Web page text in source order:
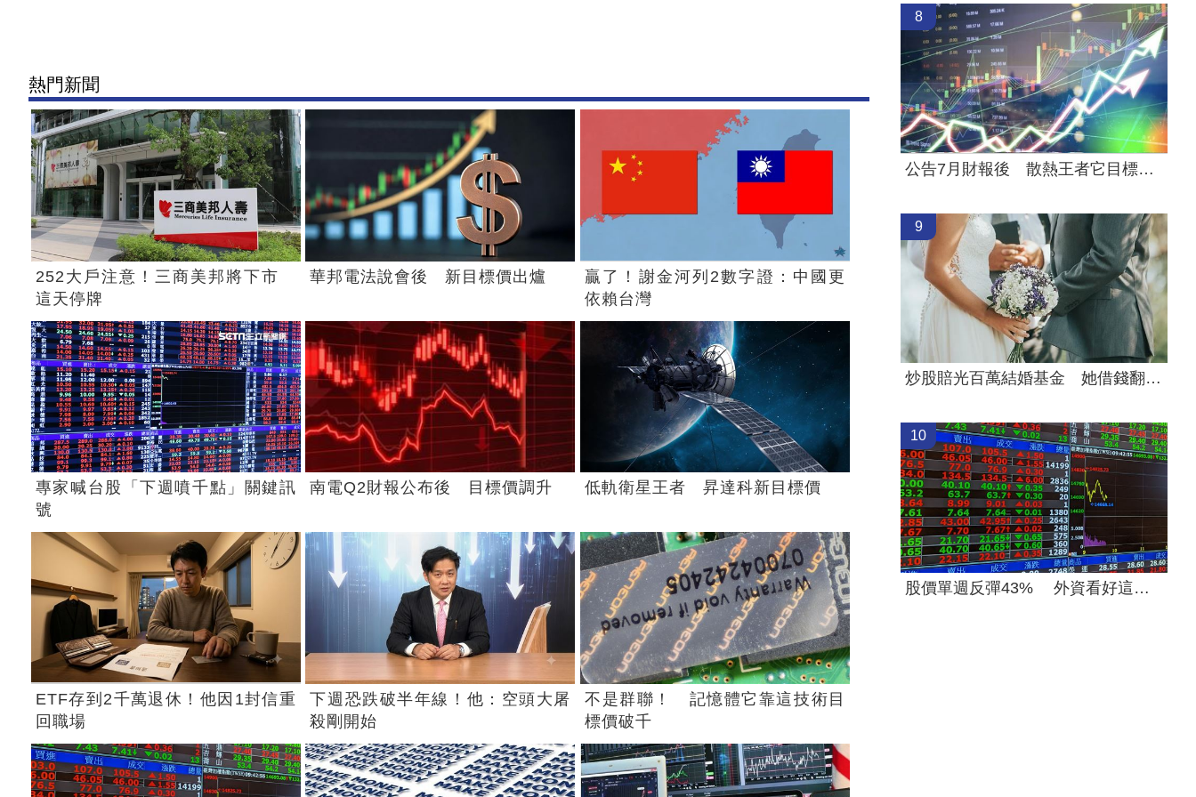
熱門新聞
252大戶注意！三商美邦將下市
這天停牌
華邦電法說會後 新目標價出爐
贏了！謝金河列2數字證：中國更
依賴台灣
專家喊台股「下週噴千點」關鍵訊
號
南電Q2財報公布後 目標價調升 低軌衛星王者 昇達科新目標價
ETF存到2千萬退休！他因1封信重
回職場
下週恐跌破半年線！他：空頭大屠
殺剛開始
不是群聯！ 記憶體它靠這技術目
標價破千
8
公告7月財報後 散熱王者它目標價飆升
9
炒股賠光百萬結婚基金 她借錢翻本再慘虧
10
股價單週反彈43% 外資看好這檔列首選股